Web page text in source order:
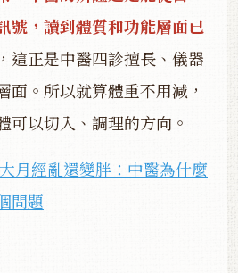
號，讀到體質和功能層面已
，這正是中醫四診擅長、儀器
面。所以就算體重不用減，
可以切入、調理的方向。
月經亂還變胖：中醫為什麼
問題